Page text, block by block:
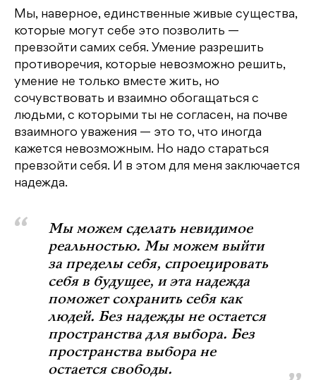
Мы, наверное, единственные живые существа,
которые могут себе это позволить —
превзойти самих себя. Умение разрешить
противоречия, которые невозможно решить,
умение не только вместе жить, но
сочувствовать и взаимно обогащаться с
людьми, с которыми ты не согласен, на почве
взаимного уважения — это то, что иногда
кажется невозможным. Но надо стараться
превзойти себя. И в этом для меня заключается
надежда.
Мы можем сделать невидимое
реальностью. Мы можем выйти
за пределы себя, спроецировать
себя в будущее, и эта надежда
поможет сохранить себя как
людей. Без надежды не остается
пространства для выбора. Без
пространства выбора не
остается свободы.